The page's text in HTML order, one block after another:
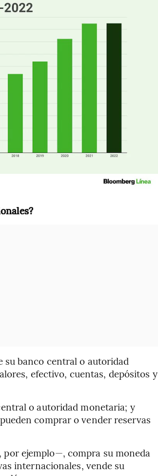
su banco central o autoridad
efectivo, cuentas, depósitos y
o autoridad monetaria; y
comprar o vender reservas
ejemplo—, compra su moneda
internacionales, vende su